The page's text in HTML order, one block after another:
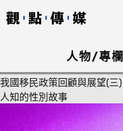
人物/專欄
我國移民政策回顧與展望(
人知的性別故事